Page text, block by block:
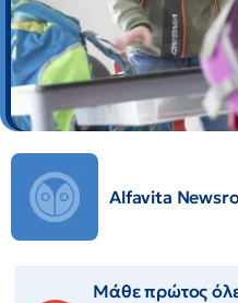
Alfavita
Μάθε πρώτος